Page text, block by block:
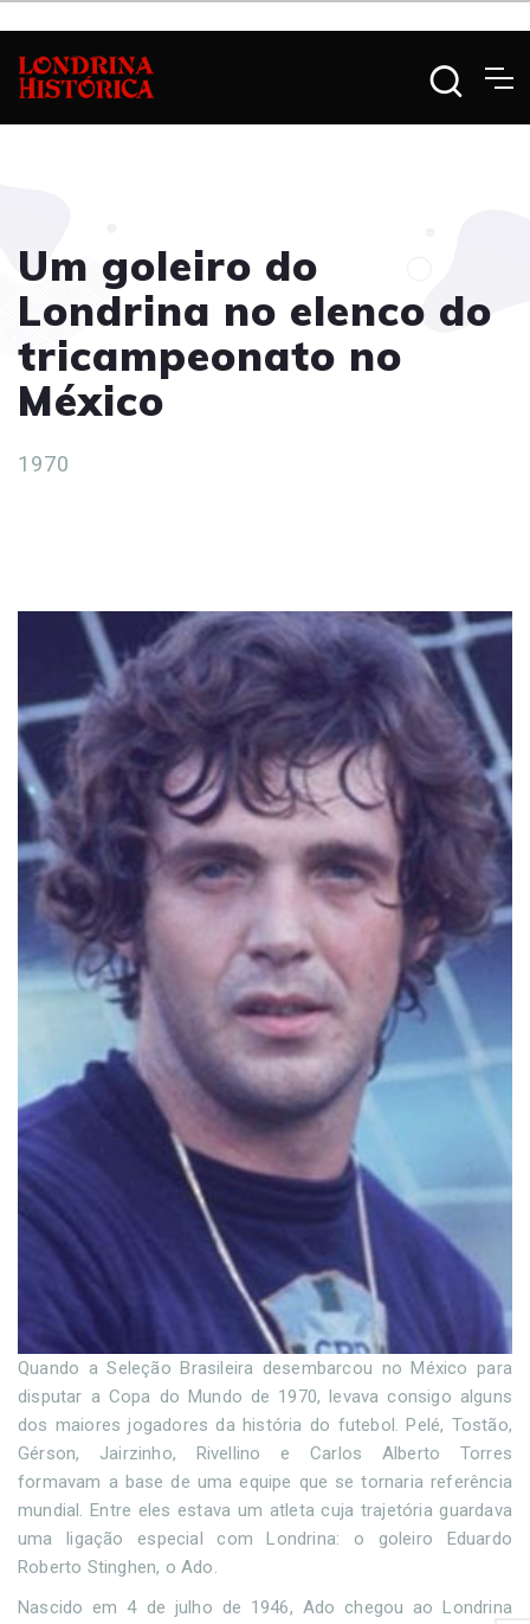
Um goleiro do
Londrina no elenco do
tricampeonato no
México
1970
Quando a Seleção Brasileira desembarcou no México para
disputar a Copa do Mundo de 1970, levava consigo alguns
dos maiores jogadores da história do futebol. Pelé, Tostão,
Gérson, Jairzinho, Rivellino e Carlos Alberto Torres
formavam a base de uma equipe que se tornaria referência
mundial. Entre eles estava um atleta cuja trajetória guardava
uma ligação especial com Londrina: o goleiro Eduardo
Roberto Stinghen, o Ado.
Nascido em 4 de julho de 1946, Ado chegou ao Londrina